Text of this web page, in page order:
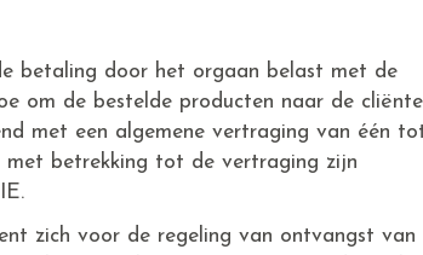
betaling door het orgaan belast met de
om de bestelde producten naar de
met een algemene vertraging van één
met betrekking tot de vertraging zijn
zich voor de regeling van ontvangst van